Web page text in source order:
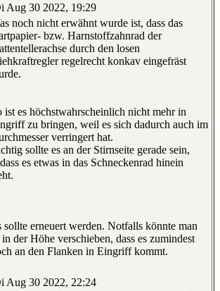
Aug 30 2022, 19:29
noch nicht erwähnt wurde ist, dass das
bzw. Harnstoffzahnrad der
durch den losen
regelrecht konkav eingefräst
ist es höchstwahrscheinlich nicht mehr in
zu bringen, weil es sich dadurch auch im
verringert hat.
sollte es an der Stirnseite gerade sein,
es etwas in das Schneckenrad hinein
sollte erneuert werden. Notfalls könnte man
in der Höhe verschieben, dass es zumindest
an den Flanken in Eingriff kommt.
Aug 30 2022, 22:24